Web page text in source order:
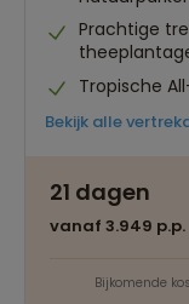
Prachtige
Tropische
Bekijk alle
21 dagen
vanaf 3.949 p.p.
Bijkomende